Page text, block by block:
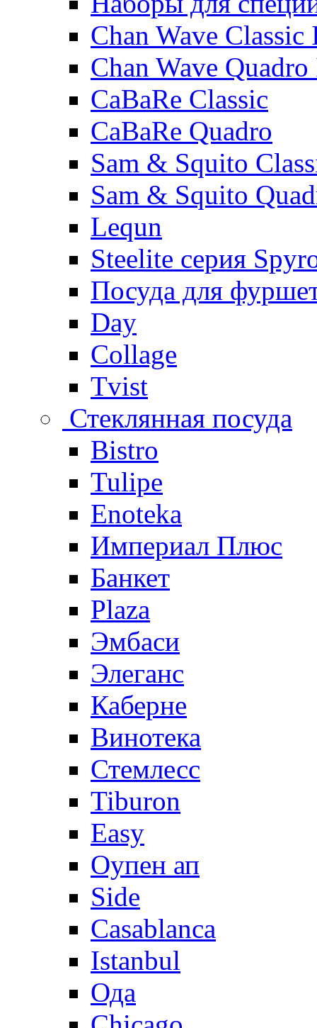
Chan Wave
Chan Wave
CaBaRe Classic
CaBaRe Quadro
Sam & Squito
Sam & Squito
Lequn
Steelite серия
Посуда для
Day
Collage
Tvist
Стеклянная посуда
Bistro
Tulipe
Enoteka
Империал Плюс
Банкет
Plaza
Эмбаси
Элеганс
Каберне
Винотека
Стемлесс
Tiburon
Easy
Оупен ап
Side
Casablanca
Istanbul
Ода